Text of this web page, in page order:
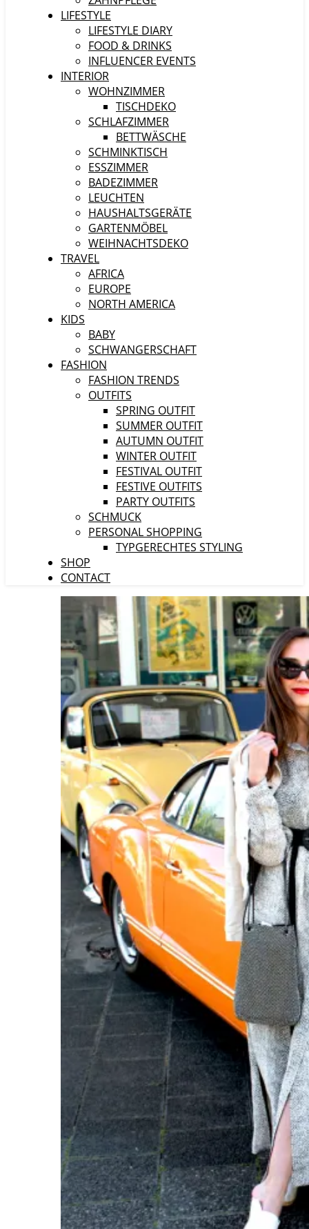
LIFESTYLE
LIFESTYLE DIARY
FOOD & DRINKS
INFLUENCER EVENTS
INTERIOR
WOHNZIMMER
TISCHDEKO
SCHLAFZIMMER
BETTWÄSCHE
SCHMINKTISCH
ESSZIMMER
BADEZIMMER
LEUCHTEN
HAUSHALTSGERÄTE
GARTENMÖBEL
WEIHNACHTSDEKO
TRAVEL
AFRICA
EUROPE
NORTH AMERICA
KIDS
BABY
SCHWANGERSCHAFT
FASHION
FASHION TRENDS
OUTFITS
SPRING OUTFIT
SUMMER OUTFIT
AUTUMN OUTFIT
WINTER OUTFIT
FESTIVAL OUTFIT
FESTIVE OUTFITS
PARTY OUTFITS
SCHMUCK
PERSONAL SHOPPING
TYPGERECHTES STYLING
SHOP
CONTACT